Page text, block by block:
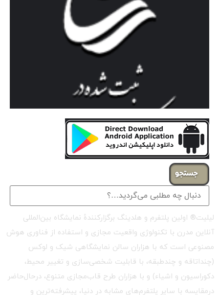
جستجو
لیلیت® اولین پلتفرم و هلدینگ برگزارکنندهٔ نمایشگاه بین‌المللی
آنلاین مدرن با تکنولوژی واقعیت مجازی و استفاده از فناوری هوش
مصنوعی است که با هزاران سالن نمایشگاهی شیک و لوکس
(چنداتاقه و چندطبقه، با قابلیت شخصی‌سازی و تغییر محیط،
دکوراسیون و اشیاء) و با هزاران طرح قاب‌مجازی متنوع، درحال‌حاضر
درمقایسه با سایر پلتفرم‌های مشابه در دنیا، پیشرفته‌ترین و